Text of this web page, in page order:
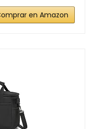
en Amazon